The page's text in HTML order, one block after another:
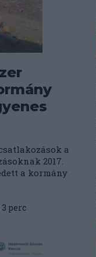
a
2017.
a kormány
3 perc